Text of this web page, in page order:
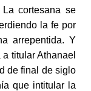
cortesana se
la fe por
arrepentida. Y
titular Athanael
de final de siglo
que intitular la